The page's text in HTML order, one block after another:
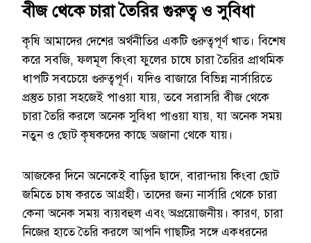
বীজ থেকে চারা তৈরির গুরুত্ব ও সুবিধা
কৃষি আমাদের দেশের অর্থনীতির একটি গুরুত্বপূর্ণ খাত। বিশেষ
করে সবজি, ফলমূল কিংবা ফুলের চাষে চারা তৈরির প্রাথমিক
ধাপটি সবচেয়ে গুরুত্বপূর্ণ। যদিও বাজারে বিভিন্ন নার্সারিতে
প্রস্তুত চারা সহজেই পাওয়া যায়, তবে সরাসরি বীজ থেকে
চারা তৈরি করলে অনেক সুবিধা পাওয়া যায়, যা অনেক সময়
নতুন ও ছোট কৃষকদের কাছে অজানা থেকে যায়।
আজকের দিনে অনেকেই বাড়ির ছাদে, বারান্দায় কিংবা ছোট
জমিতে চাষ করতে আগ্রহী। তাদের জন্য নার্সারি থেকে চারা
কেনা অনেক সময় ব্যয়বহুল এবং অপ্রয়োজনীয়। কারণ, চারা
নিজের হাতে তৈরি করলে আপনি গাছটির সঙ্গে একধরনের